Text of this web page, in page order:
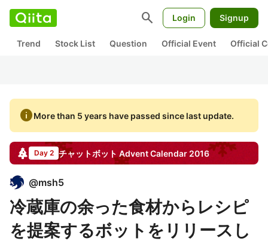
search Login Signup
Trend Stock List Question Official Event Official
infoMore than 5 years have passed since last update.
Day 2 チャットボット Advent Calendar 2016
@msh5
冷蔵庫の余った食材からレシピ
を提案するボットをリリースし